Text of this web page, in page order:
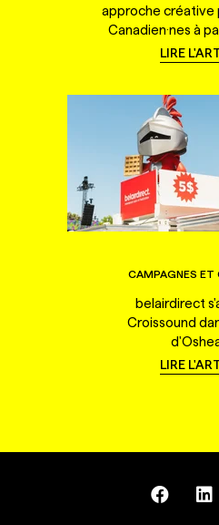
approche créative
Canadien·nes à
LIRE
CAMPAGNES ET
belairdirect
Croissound
LIRE